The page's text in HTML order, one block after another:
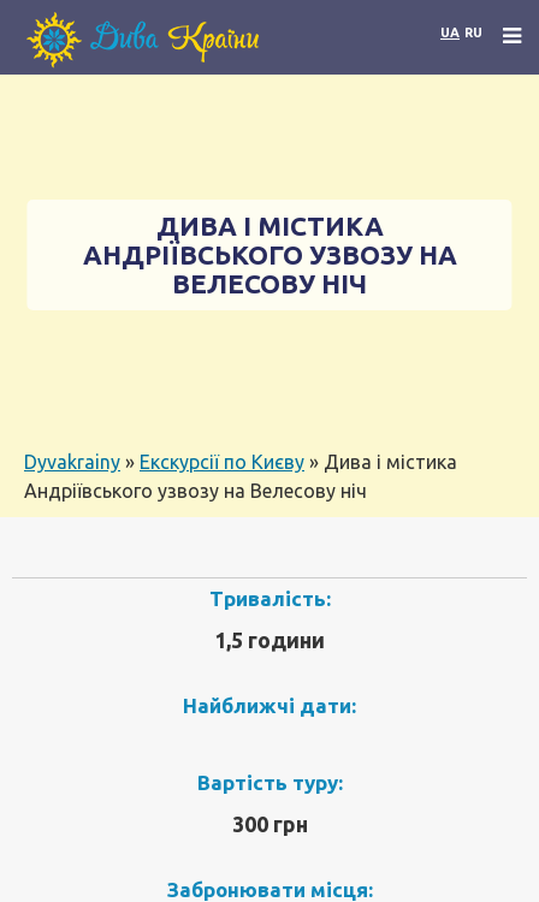
UA RU
ДИВА І МІСТИКА
АНДРІЇВСЬКОГО УЗВОЗУ НА
ВЕЛЕСОВУ НІЧ
Dyvakrainy » Екскурсії по Києву » Дива і містика
Андріївського узвозу на Велесову ніч
Тривалість:
1,5 години
Найближчі дати:
Вартість туру:
300 грн
Забронювати місця: